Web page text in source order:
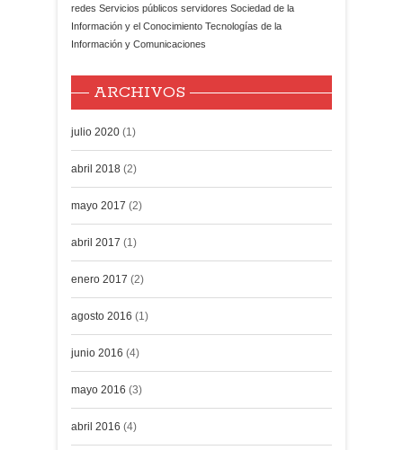
redes Servicios públicos servidores Sociedad de la
Información y el Conocimiento Tecnologías de la
Información y Comunicaciones
ARCHIVOS
julio 2020 (1)
abril 2018 (2)
mayo 2017 (2)
abril 2017 (1)
enero 2017 (2)
agosto 2016 (1)
junio 2016 (4)
mayo 2016 (3)
abril 2016 (4)